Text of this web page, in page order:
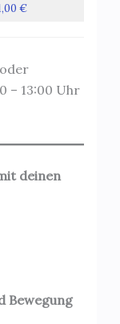
€
– 13:00 Uhr
deinen
Bewegung